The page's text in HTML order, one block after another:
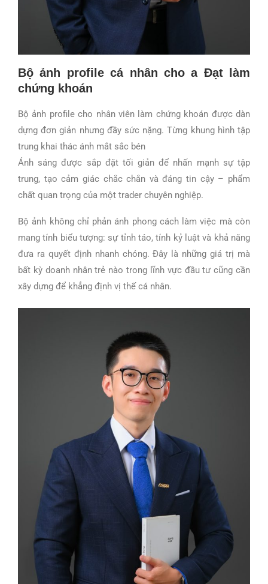
Bộ ảnh profile cá nhân cho a Đạt làm
chứng khoán
Bộ ảnh profile cho nhân viên làm chứng khoán được dàn
dựng đơn giản nhưng đầy sức nặng. Từng khung hình tập
trung khai thác ánh mắt sắc bén
Ánh sáng được sắp đặt tối giản để nhấn mạnh sự tập
trung, tạo cảm giác chắc chắn và đáng tin cậy – phẩm
chất quan trọng của một trader chuyên nghiệp.
Bộ ảnh không chỉ phản ánh phong cách làm việc mà còn
mang tính biểu tượng: sự tỉnh táo, tính kỷ luật và khả năng
đưa ra quyết định nhanh chóng. Đây là những giá trị mà
bất kỳ doanh nhân trẻ nào trong lĩnh vực đầu tư cũng cần
xây dựng để khẳng định vị thế cá nhân.